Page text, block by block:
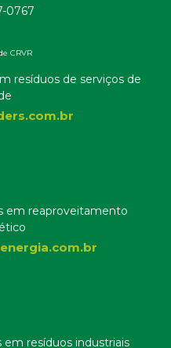
0767
resíduos de serviços de
em reaproveitamento
em resíduos industriais